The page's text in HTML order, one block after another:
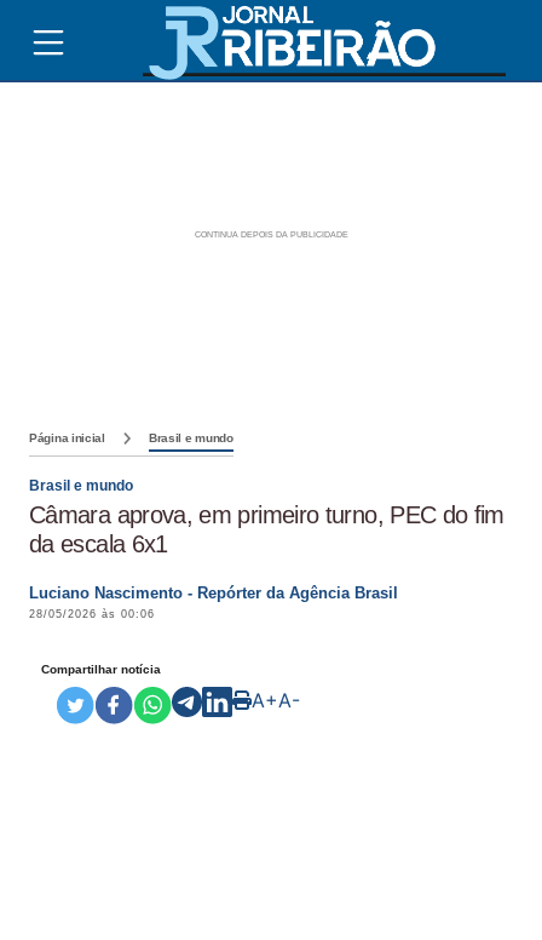
Página inicial Brasil e mundo
Brasil e mundo
Câmara aprova, em primeiro turno, PEC do fim
da escala 6x1
Luciano Nascimento - Repórter da Agência Brasil
28/05/2026 às 00:06
Compartilhar notícia
A+A-